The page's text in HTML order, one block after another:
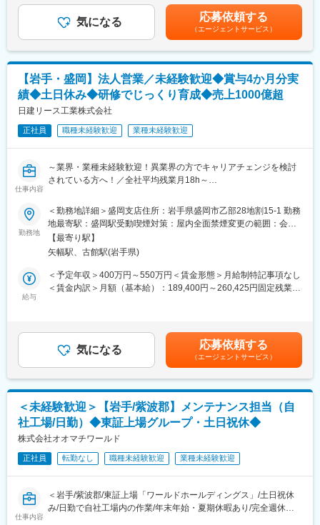
厨房機器を通じて、世の中の「食」を支える会社です。
学校給食や大学学食、病院、ホテル、レストラン、テーマパーク
まで、様々な場所で当社の調理機器が利用されています。
調理機器を売るだけでなく、厨房の企画、レイアウトの設計、調
理機器の選定、施工、アフターサービスまでトータルでサポート
することが出来るのが当社の特徴です。
創業時から学校給食事業に注力しており、1962年には都内初の給
食センターを手掛け、これ以降、学校給食事業では業界トップク
ラスのシェアを誇ります。
◇定期メンテナンス
◇装置のカスタマイズ
◇故障の修理
※業務未経験の方も、丁寧に指導いたしますのでご安心ください。
■魅力ポイント：
造装置）の保守業務に携わることができ、高度な技術に触れスキ
ルアップすることができます。
ス業務は安定受注が見込まれています。
◎そのため半導体製造装置保守部門の業務も拡大しており、売上
■安心の教育体制：
・初心者でも安心して働けるよう、ゼロからの教育をしっかり行
っています。
のチームにて業務に従事し、時間をかけて学びながら着実に習得
することができます。
■キャリアパス：
ご本人の適正および希望に応じて技術職を継続するキャリアや、
または顧客交渉等の業務を含めた管理職へのキャリアアップも目
指せます。
■当社の特徴／魅力：
（1） 働きやすさ
年間休日124日（土日祝休み）、残業は月平均15時間で、必要に
応じて振休・代休も取ることができます。
誕生月に特別休暇を付与しています。
また男性社員の育児休暇を推奨しており、働き方にメリハリをつ
あり（3月）■その他固定手当：住宅手当18,000円※給与詳細は年
齢・経験・保有資格により決定賃金はあくまでも目安の金額であ
り、選考を通じて上下する可能性があります。月給(月額)は固定手
当を含めた表記です。
気になる 応募依頼する
（エージェントサービス）
【岩手・盛岡】法人営業／未経験歓迎◆賞与4か月分実
績◆土日休み◆研修でじっくり育成◆売上1000億超
日建リース工業株式会社
正社員 職種未経験歓迎 業種未経験歓迎
仕事内容
～業界・業種未経験歓迎！異業界の方でキャリアチェンジを検討
されている方へ！／全社平均残業月18h～
■企業概要
創業55年以上、2000名規模（全国拠点150か所・海外拠点）
売上高1000億以上を誇るレンタル業界のリーディングカンパニー
です。
業界をまたぐ多角経営の安定感と、年平均7%という高い成長率を
誇っています。
※レンタル業界とは？
今後5年間で10兆円規模に拡大が見込まれる成長業界です。
■職務内容
創業時より展開しているグループ最大の事業部にて、「仮設材」
る業務となります。
大手建設会社様を始め多くの企業と安定的な取引を実現していま
す。
せる為、
チームで取り組むことが好きな方、コミュニケーション力を生か
※仮設材とは？
勤務地
＜勤務地詳細＞盛岡支店住所：岩手県盛岡市乙部28地割15-1 勤務
地最寄駅：盛岡駅受動喫煙対策：屋内全面禁煙変更の範囲：会社
の定める事業所
【最寄り駅】
矢幅駅、古館駅(岩手県)
給与
＜予定年収＞400万円～550万円＜賃金形態＞月給制特記事項なし
＜賃金内訳＞月額（基本給）：189,400円～260,425円固定残業手
＞ご年収は、希望条件と経験・適正に応じて決定いたします。・
昇給・昇進あり・賞与有り：年2回 ･･･ 約4ヶ月分(※個人評価によ
る) ※ 賞与とは別途で、企業収益に連動した業績賞与制度が有りま
す（月給の約1ヶ月分）賃金はあくまでも目安の金額であり、選考
を通じて上下する可能性があります。月給(月額)は固定手当を含め
た表記です。
気になる 応募依頼する
（エージェントサービス）
＜未経験歓迎＞【岩手/紫波郡】メンテナンス担当（自
社工場/日勤）◆東証上場グループ・土日祝休◆
株式会社オオマチワールド
正社員 転勤なし 職種未経験歓迎 業種未経験歓迎
仕事内容
＜岩手/紫波郡/東証上場「ワールドホールディングス」/土日祝休
み/日勤で自社工場内の作業/年末年始・夏期休暇あり/完全週休二